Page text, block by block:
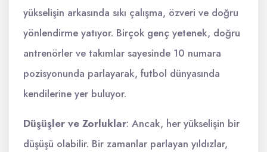
yükselişin arkasında sıkı çalışma, özveri ve doğru
yönlendirme yatıyor. Birçok genç yetenek, doğru
antrenörler ve takımlar sayesinde 10 numara
pozisyonunda parlayarak, futbol dünyasında
kendilerine yer buluyor.
Düşüşler ve Zorluklar: Ancak, her yükselişin bir
düşüşü olabilir. Bir zamanlar parlayan yıldızlar,